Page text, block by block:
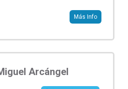
Más Info
Arcángel